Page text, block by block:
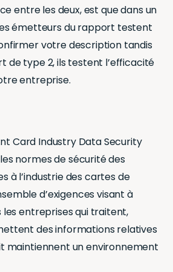
entre les deux, est que dans un
émetteurs du rapport testent
votre description tandis
de type 2, ils testent l’efficacité
entreprise.
Card Industry Data Security
normes de sécurité des
à l’industrie des cartes de
d’exigences visant à
entreprises qui traitent,
des informations relatives
maintiennent un environnement